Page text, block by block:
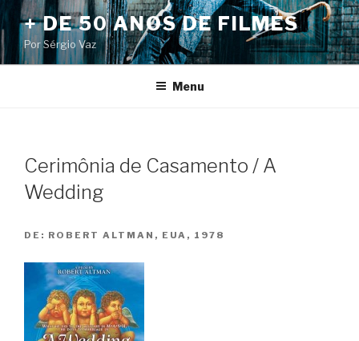
Pular
para
o
conteúdo
+ DE 50 ANOS DE FILMES
Por Sérgio Vaz
Menu
Cerimônia de Casamento / A
Wedding
DE: ROBERT ALTMAN, EUA, 1978